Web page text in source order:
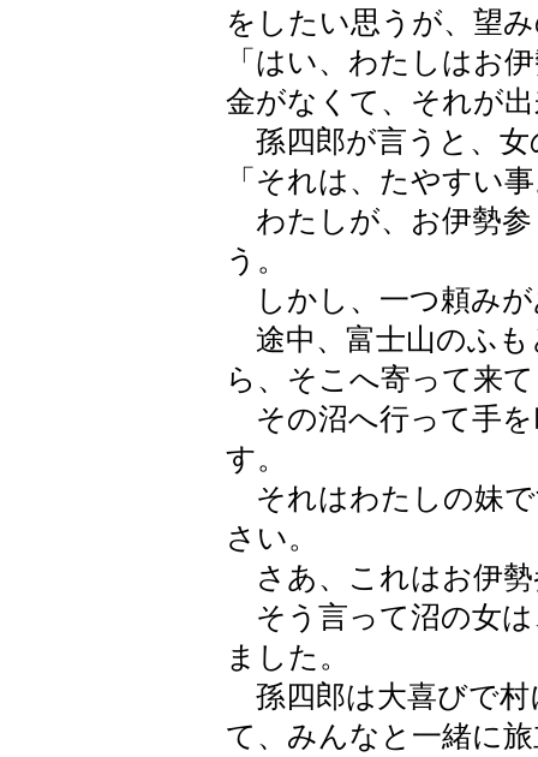
をしたい思うが、望
「はい、わたしはお
金がなくて、それが
孫四郎が言うと、女
「それは、たやすい
わたしが、お伊勢
う。
しかし、一つ頼み
途中、富士山のふも
ら、そこへ寄って来
その沼へ行って手を
す。
それはわたしの妹で
さい。
さあ、これはお伊勢
そう言って沼の女は
ました。
孫四郎は大喜びで村
て、みんなと一緒に